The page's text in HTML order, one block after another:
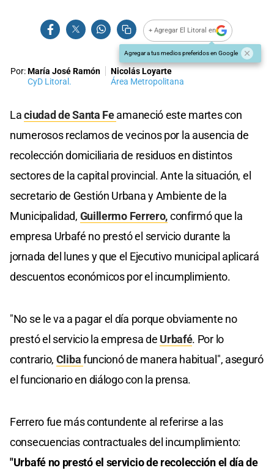
+ Agregar El Litoral en
Agregar a tus medios preferidos en Google
Por:María José Ramón
CyD Litoral.
Nicolás Loyarte
Área Metropolitana
Laciudad de Santa Feamaneció este martes con
numerosos reclamos de vecinos por la ausencia de
recolección domiciliaria de residuos en distintos
sectores de la capital provincial. Ante la situación, el
secretario de Gestión Urbana y Ambiente de la
Municipalidad, Guillermo Ferrero,confirmó que la
empresa Urbafé no prestó el servicio durante la
jornada del lunes y que el Ejecutivo municipal aplicará
descuentos económicos por el incumplimiento.
"No se le va a pagar el día porque obviamente no
prestó el servicio la empresa de Urbafé. Por lo
contrario, Clibafuncionó de manera habitual", aseguró
el funcionario en diálogo con la prensa.
Ferrero fue más contundente al referirse a las
consecuencias contractuales del incumplimiento:
"Urbafé no prestó el servicio de recolección el día de